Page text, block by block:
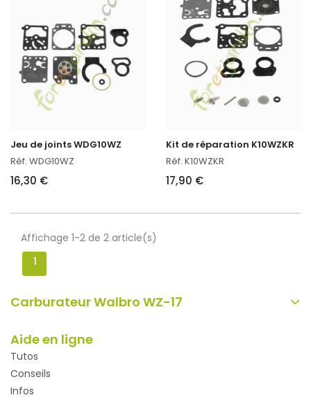
Jeu de joints WDG10WZ
Réf. WDG10WZ
16,30 €
Kit de réparation K10WZKR
Réf. K10WZKR
17,90 €
Affichage 1-2 de 2 article(s)
1
Carburateur Walbro WZ-17
Aide en ligne
Tutos
Conseils
Infos